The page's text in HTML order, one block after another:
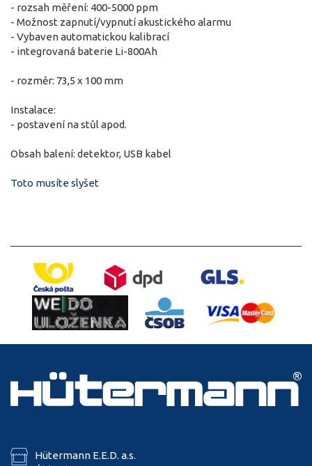
- rozsah měření: 400-5000 ppm
- Možnost zapnutí/vypnutí akustického alarmu
- Vybaven automatickou kalibrací
- integrovaná baterie Li-800Ah
- rozměr: 73,5 x 100 mm
Instalace:
- postavení na stůl apod.
Obsah balení: detektor, USB kabel
Toto musíte slyšet
Hütermann E.E.D. a.s.